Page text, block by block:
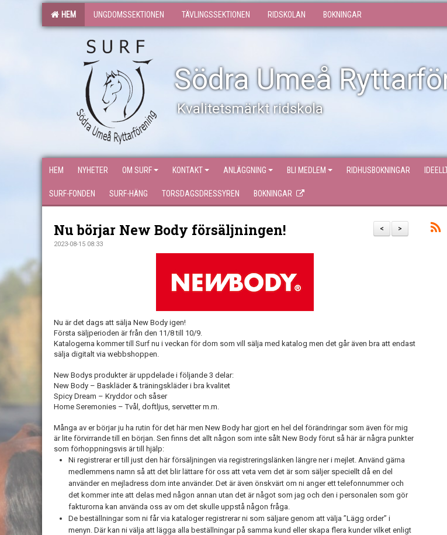
HEM UNGDOMSSEKTIONEN TÄVLINGSSEKTIONEN RIDSKOLAN BOKNINGAR
Södra Umeå
Kvalitetsmärkt ridskola
HEM NYHETER OM SURF KONTAKT ANLÄGGNING BLI MEDLEM RIDHUSBOKNINGAR
SURF-FONDEN SURF-HÄNG TORSDAGSDRESSYREN BOKNINGAR
>
<
Nu börjar New Body försäljningen!
2023-08-15 08:33
Nu är det dags att sälja New Body igen!
Första säljperioden är från den 11/8 till 10/9.
Katalogerna kommer till Surf nu i veckan för dom som vill sälja med katalog men det går även bra att endast
sälja digitalt via webbshoppen.
New Bodys produkter är uppdelade i följande 3 delar:
New Body – Baskläder & träningskläder i bra kvalitet
Spicy Dream – Kryddor och såser
Home Seremonies – Tvål, doftljus, servetter m.m.
Många av er börjar ju ha rutin för det här men New Body har gjort en hel del förändringar som även för mig
är lite förvirrande till en början. Sen finns det allt någon som inte sålt New Body förut så här är några punkter
som förhoppningsvis är till hjälp:
Ni registrerar er till just den här försäljningen via registreringslänken längre ner i mejlet. Använd gärna
medlemmens namn så att det blir lättare för oss att veta vem det är som säljer speciellt då en del
använder en mejladress dom inte använder. Det är även önskvärt om ni anger ett telefonnummer och
det kommer inte att delas med någon annan utan det är något som jag och den i personalen som gör
fakturorna kan använda oss av om det skulle uppstå någon fråga.
De beställningar som ni får via kataloger registrerar ni som säljare genom att välja ”Lägg order” i
menyn. Där kan ni välja att lägga alla beställningar på samma kund eller skapa flera kunder vilket enligt